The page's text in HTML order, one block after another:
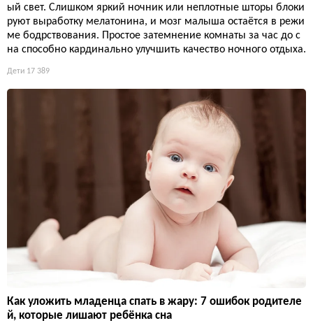
ый свет. Слишком яркий ночник или неплотные шторы блоки
руют выработку мелатонина, и мозг малыша остаётся в режи
ме бодрствования. Простое затемнение комнаты за час до с
на способно кардинально улучшить качество ночного отдыха.
Дети 17 389
Как уложить младенца спать в жару: 7 ошибок родителе
й, которые лишают ребёнка сна